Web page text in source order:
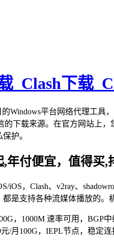
_Clash下载
的Windows平台网络代理工
下载来源。在官方网站上
护。
付便宜，值得买,
iOS，Clash、v2ray、
是支持各种流媒体播放的
，1000M 速率可用，BGP
/月100G，IEPL节点，稳定连